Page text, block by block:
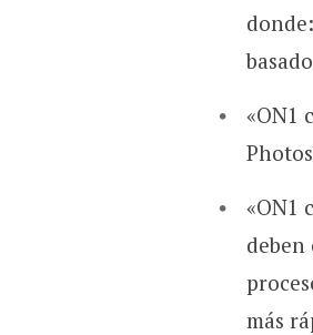
«ON1
«ON1
más